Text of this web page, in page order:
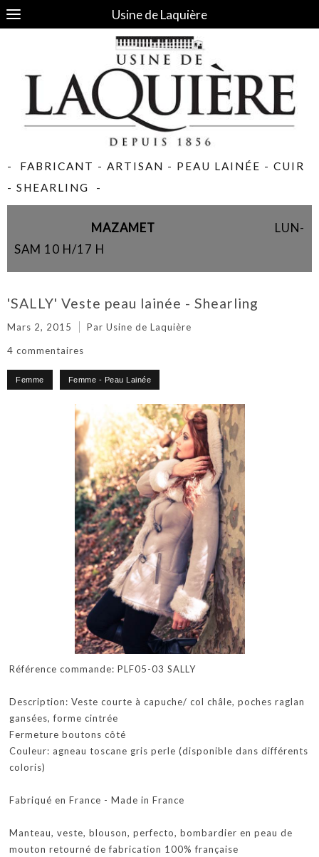
Usine de Laquière
- FABRICANT - ARTISAN - PEAU LAINÉE - CUIR
- SHEARLING -
MAZAMET LUN-
SAM 10 H/17 H
'SALLY' Veste peau lainée - Shearling
Mars 2, 2015 Par Usine de Laquière
4 commentaires
Référence commande: PLF05-03 SALLY
Description: Veste courte à capuche/ col châle, poches raglan
gansées, forme cintrée
Fermeture boutons côté
Couleur: agneau toscane gris perle (disponible dans différents
coloris)
Fabriqué en France - Made in France
Manteau, veste, blouson, perfecto, bombardier en peau de
mouton retourné de fabrication 100% française